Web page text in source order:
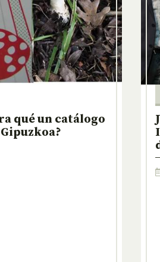
qué un catálogo